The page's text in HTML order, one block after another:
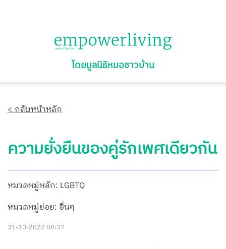
โดยมูลนิธิหมอชาวบ้าน
< กลับหน้าหลัก
ความยั่งยืนของคู่รักเพศเดียวกัน
หมวดหมู่หลัก: LGBTQ
หมวดหมู่ย่อย: อื่นๆ
31-10-2022 08:37